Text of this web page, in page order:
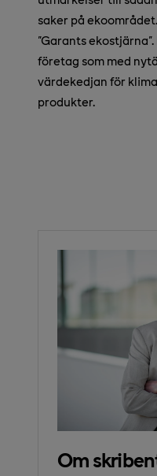
saker på
"Garants
företag som med
värdekedjan för
produkter.
Om